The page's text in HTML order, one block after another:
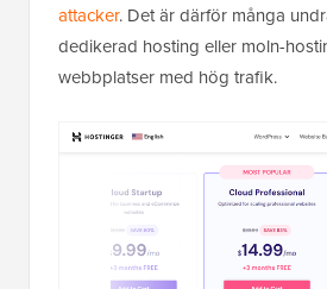
attacker. Det är därför många
dedikerad hosting eller moln-
webbplatser med hög trafik.